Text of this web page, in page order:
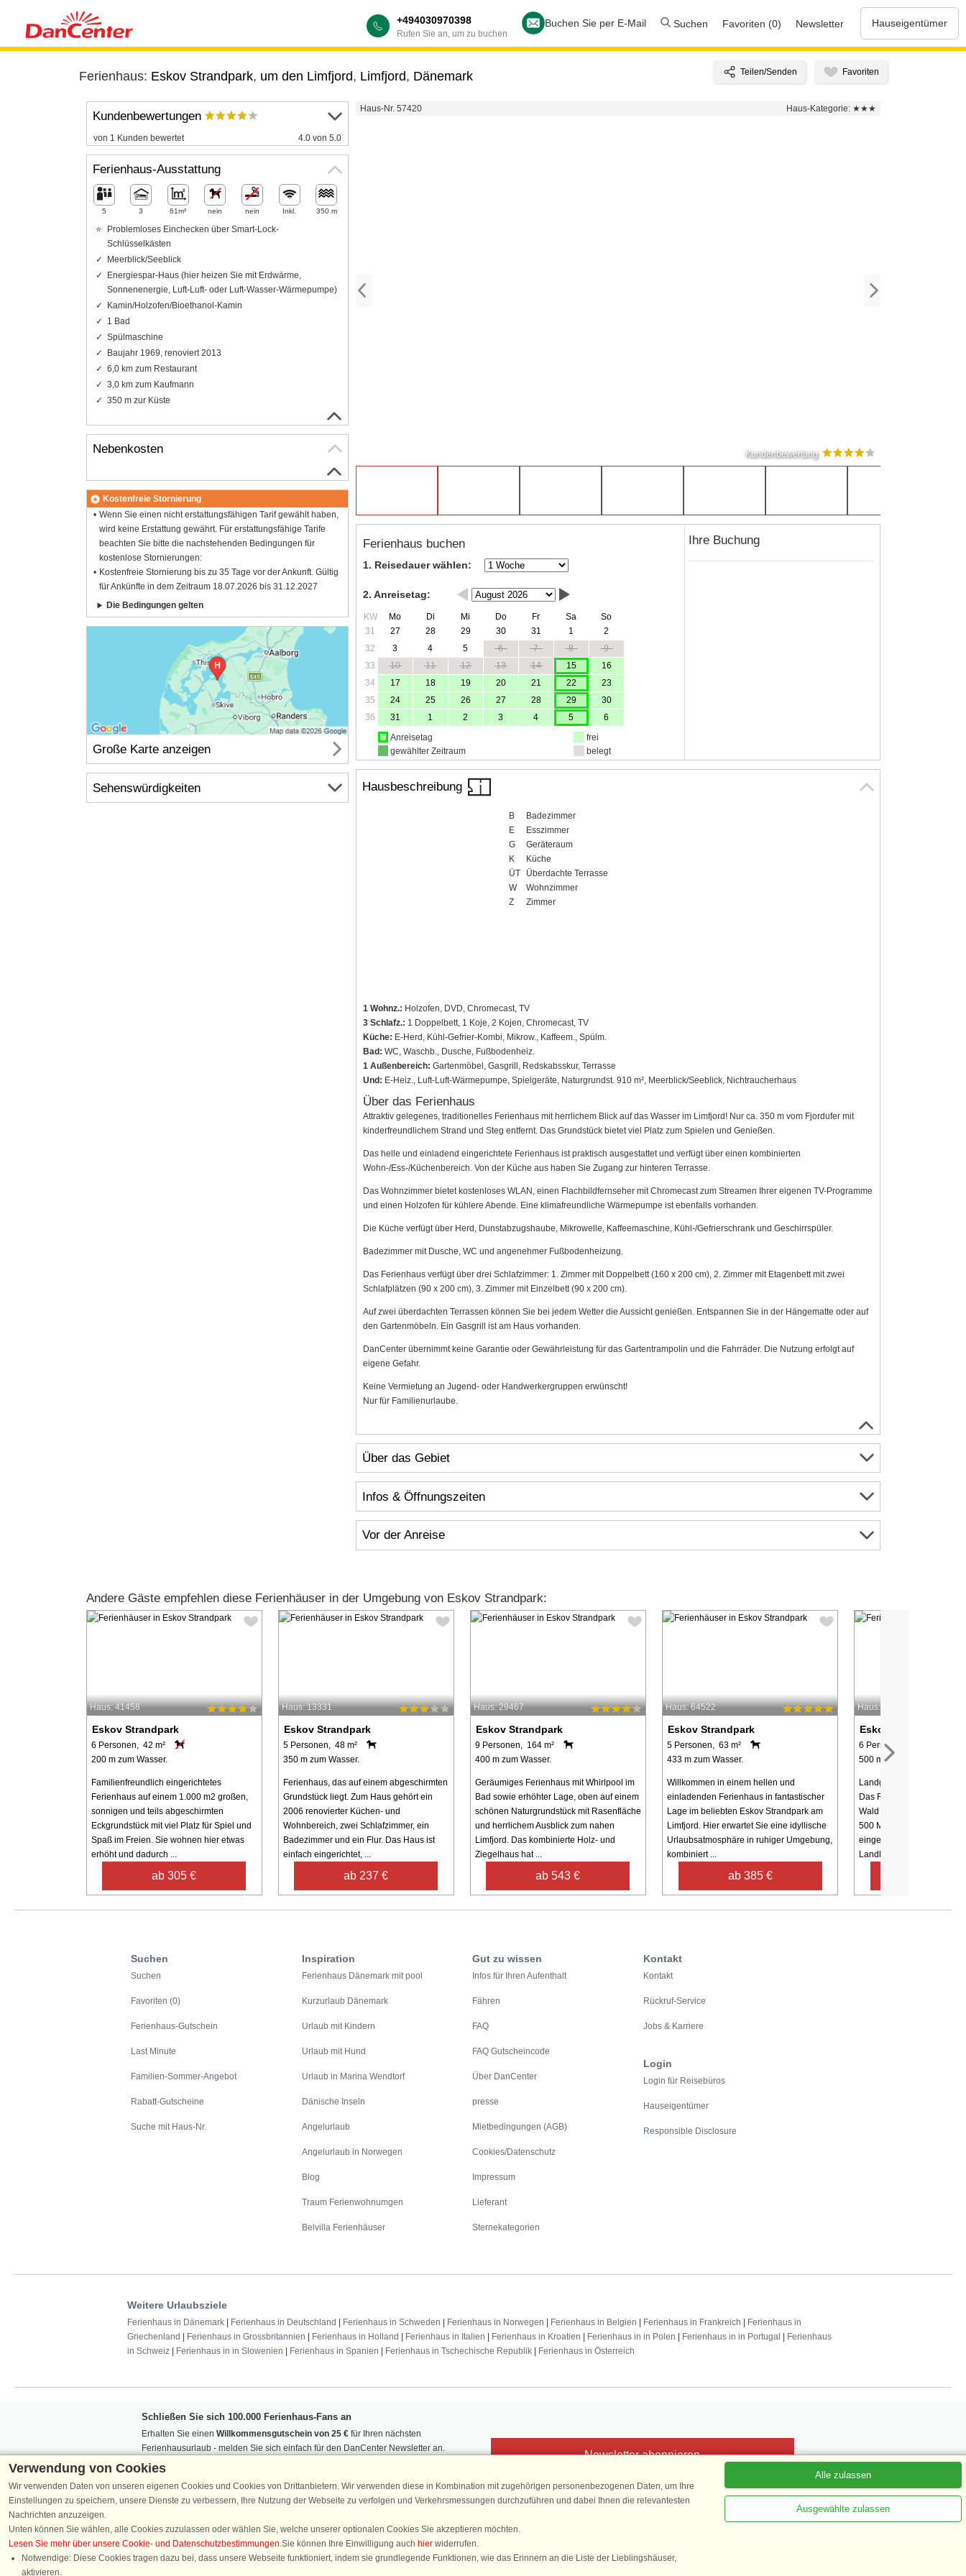
+494030970398
Rufen Sie an, um zu buchen
Buchen Sie per E-Mail Suchen Favoriten (0) Newsletter Hauseigentümer
Ferienhaus: Eskov Strandpark, um den Limfjord, Limfjord, Dänemark
Haus-Nr. 57420 Haus-Kategorie: ★★★
Kundenbewertung
Ferienhaus buchen
1. Reisedauer wählen:
2. Anreisetag:
KW Mo Di Mi Do Fr Sa
So
31
27 28 29 30 31 1
2
32
3 4 5 6 7 8
9
33
10 11 12 13 14 15
16
34
17 18 19 20 21 22
23
35
24 25 26 27 28 29
30
36
31 1 2 3 4 5
6
Anreisetag
gewählter Zeitraum
frei
belegt
Ihre Buchung
Hausbeschreibung
B
Badezimmer
E
Esszimmer
G
Geräteraum
K
Küche
ÜT
Überdachte Terrasse
W
Wohnzimmer
Z
Zimmer
1 Wohnz.: Holzofen, DVD, Chromecast, TV
3 Schlafz.: 1 Doppelbett, 1 Koje, 2 Kojen, Chromecast, TV
Küche: E-Herd, Kühl-Gefrier-Kombi, Mikrow., Kaffeem., Spülm.
Bad: WC, Waschb., Dusche, Fußbodenheiz.
1 Außenbereich: Gartenmöbel, Gasgrill, Redskabsskur, Terrasse
Und: E-Heiz., Luft-Luft-Wärmepumpe, Spielgeräte, Naturgrundst. 910 m², Meerblick/Seeblick, Nichtraucherhaus
Über das Ferienhaus
Attraktiv gelegenes, traditionelles Ferienhaus mit herrlichem Blick auf das Wasser im Limfjord! Nur ca. 350 m vom Fjordufer mit
kinderfreundlichem Strand und Steg entfernt. Das Grundstück bietet viel Platz zum Spielen und Genießen.
Das helle und einladend eingerichtete Ferienhaus ist praktisch ausgestattet und verfügt über einen kombinierten
Wohn-/Ess-/Küchenbereich. Von der Küche aus haben Sie Zugang zur hinteren Terrasse.
Das Wohnzimmer bietet kostenloses WLAN, einen Flachbildfernseher mit Chromecast zum Streamen Ihrer eigenen TV-Programme
und einen Holzofen für kühlere Abende. Eine klimafreundliche Wärmepumpe ist ebenfalls vorhanden.
Die Küche verfügt über Herd, Dunstabzugshaube, Mikrowelle, Kaffeemaschine, Kühl-/Gefrierschrank und Geschirrspüler.
Badezimmer mit Dusche, WC und angenehmer Fußbodenheizung.
Das Ferienhaus verfügt über drei Schlafzimmer: 1. Zimmer mit Doppelbett (160 x 200 cm), 2. Zimmer mit Etagenbett mit zwei
Schlafplätzen (90 x 200 cm), 3. Zimmer mit Einzelbett (90 x 200 cm).
Auf zwei überdachten Terrassen können Sie bei jedem Wetter die Aussicht genießen. Entspannen Sie in der Hängematte oder auf
den Gartenmöbeln. Ein Gasgrill ist am Haus vorhanden.
DanCenter übernimmt keine Garantie oder Gewährleistung für das Gartentrampolin und die Fahrräder. Die Nutzung erfolgt auf
eigene Gefahr.
Keine Vermietung an Jugend- oder Handwerkergruppen erwünscht!
Nur für Familienurlaube.
Über das Gebiet
Infos & Öffnungszeiten
Vor der Anreise
Kundenbewertungen
von 1 Kunden bewertet 4.0 von 5.0
Ferienhaus-Ausstattung
5 3 61m² nein nein Inkl. 350 m
Problemloses Einchecken über Smart-Lock-
Schlüsselkästen
Meerblick/Seeblick
Energiespar-Haus (hier heizen Sie mit Erdwärme,
Sonnenenergie, Luft-Luft- oder Luft-Wasser-Wärmepumpe)
Kamin/Holzofen/Bioethanol-Kamin
1 Bad
Spülmaschine
Baujahr 1969, renoviert 2013
6,0 km zum Restaurant
3,0 km zum Kaufmann
350 m zur Küste
Nebenkosten
Kostenfreie Stornierung
Wenn Sie einen nicht erstattungsfähigen Tarif gewählt haben,
wird keine Erstattung gewährt. Für erstattungsfähige Tarife
beachten Sie bitte die nachstehenden Bedingungen für
kostenlose Stornierungen:
Kostenfreie Stornierung bis zu 35 Tage vor der Ankunft. Gültig
für Ankünfte in dem Zeitraum 18.07.2026 bis 31.12.2027
Die Bedingungen gelten
Große Karte anzeigen
Sehenswürdigkeiten
Andere Gäste empfehlen diese Ferienhäuser in der Umgebung von Eskov Strandpark:
Haus: 41458
Eskov Strandpark
6 Personen, 42 m²
200 m zum Wasser.
Familienfreundlich eingerichtetes
Ferienhaus auf einem 1.000 m2 großen,
sonnigen und teils abgeschirmten
Eckgrundstück mit viel Platz für Spiel und
Spaß im Freien. Sie wohnen hier etwas
erhöht und dadurch ...
ab 305 €
Haus: 13331
Eskov Strandpark
5 Personen, 48 m²
350 m zum Wasser.
Ferienhaus, das auf einem abgeschirmten
Grundstück liegt. Zum Haus gehört ein
2006 renovierter Küchen- und
Wohnbereich, zwei Schlafzimmer, ein
Badezimmer und ein Flur. Das Haus ist
einfach eingerichtet, ...
ab 237 €
Haus: 29467
Eskov Strandpark
9 Personen, 164 m²
400 m zum Wasser.
Geräumiges Ferienhaus mit Whirlpool im
Bad sowie erhöhter Lage, oben auf einem
schönen Naturgrundstück mit Rasenfläche
und herrlichem Ausblick zum nahen
Limfjord. Das kombinierte Holz- und
Ziegelhaus hat ...
ab 543 €
Haus: 64522
Eskov Strandpark
5 Personen, 63 m²
433 m zum Wasser.
Willkommen in einem hellen und
einladenden Ferienhaus in fantastischer
Lage im beliebten Eskov Strandpark am
Limfjord. Hier erwartet Sie eine idyllische
Urlaubsatmosphäre in ruhiger Umgebung,
kombiniert ...
ab 385 €
Haus: 58785
Eskov Strandpark
6 Personen, 144 m²
500 m zum Wasser.
Landgut mit
Das Ferienhaus liegt in
Wald und Strand und der
500 Meter entfernt. Am
eingezäunter Garten.
Landhaus ...
Suchen
Suchen
Favoriten (0)
Ferienhaus-Gutschein
Last Minute
Familien-Sommer-Angebot
Rabatt-Gutscheine
Suche mit Haus-Nr.
Inspiration
Ferienhaus Dänemark mit pool
Kurzurlaub Dänemark
Urlaub mit Kindern
Urlaub mit Hund
Urlaub in Marina Wendtorf
Dänische Inseln
Angelurlaub
Angelurlaub in Norwegen
Blog
Traum Ferienwohnumgen
Belvilla Ferienhäuser
Gut zu wissen
Infos für Ihren Aufenthalt
Fähren
FAQ
FAQ Gutscheincode
Über DanCenter
presse
Mietbedingungen (AGB)
Cookies/Datenschutz
Impressum
Lieferant
Sternekategorien
Kontakt
Kontakt
Rückruf-Service
Jobs & Karriere
Login
Login für Reisebüros
Hauseigentümer
Responsible Disclosure
Weitere Urlaubsziele
Ferienhaus in Dänemark | Ferienhaus in Deutschland | Ferienhaus in Schweden | Ferienhaus in Norwegen | Ferienhaus in Belgien | Ferienhaus in Frankreich | Ferienhaus in
Griechenland | Ferienhaus in Grossbritannien | Ferienhaus in Holland | Ferienhaus in Italien | Ferienhaus in Kroatien | Ferienhaus in in Polen | Ferienhaus in in Portugal | Ferienhaus
in Schweiz | Ferienhaus in in Slowenien | Ferienhaus in Spanien | Ferienhaus in Tschechische Republik | Ferienhaus in Österreich
Schließen Sie sich 100.000 Ferienhaus-Fans an
Erhalten Sie einen Willkommensgutschein von 25 € für Ihren nächsten
Ferienhausurlaub - melden Sie sich einfach für den DanCenter Newsletter an.
Verpassen Sie nie wieder exklusive Angebote, Gewinnspiele und Urlaubstipps!
Newsletter abonnieren
Folgen Sie uns:
basierend auf mehr 135.870 Kundenbewertungen
Verwendung von Cookies
Wir verwenden Daten von unseren eigenen Cookies und Cookies von Drittanbietern. Wir verwenden diese in Kombination mit zugehörigen personenbezogenen Daten, um Ihre
Einstellungen zu speichern, unsere Dienste zu verbessern, Ihre Nutzung der Webseite zu verfolgen und Verkehrsmessungen durchzuführen und dabei Ihnen die relevantesten
Nachrichten anzuzeigen.
Unten können Sie wählen, alle Cookies zuzulassen oder wählen Sie, welche unserer optionalen Cookies Sie akzeptieren möchten.
Lesen Sie mehr über unsere Cookie- und Datenschutzbestimmungen.Sie können Ihre Einwilligung auch hier widerrufen.
Notwendige: Diese Cookies tragen dazu bei, dass unsere Webseite funktioniert, indem sie grundlegende Funktionen, wie das Erinnern an die Liste der Lieblingshäuser,
aktivieren.
Alle zulassen
Ausgewählte zulassen